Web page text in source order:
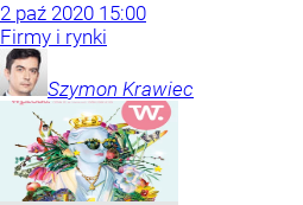
2 paź 2020 15:00
Firmy i rynki
Szymon Krawiec